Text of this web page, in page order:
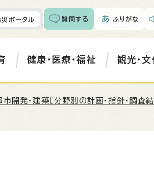
災ポータル 質問する ふりがな
健康・医療・福祉 観光・文
市開発・建築［分野別の計画・指針・調査結